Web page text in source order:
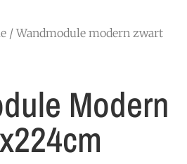
/ Wandmodule modern zwart
Modern